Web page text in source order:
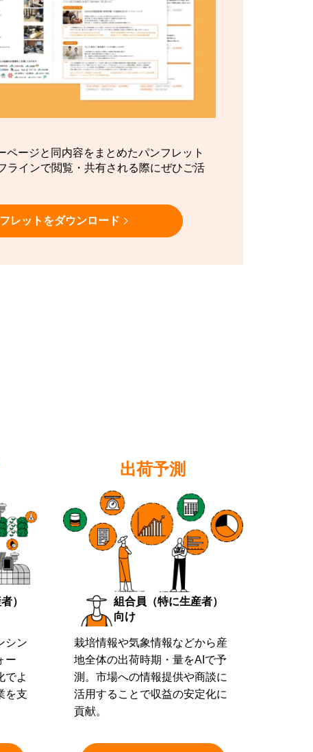
ページと同内容をまとめたパンフレット
ラインで閲覧・共有される際にぜひご活
レットをダウンロード
）
シン
ー
でよ
を支
出荷予測
組合員（特に生産者）
向け
栽培情報や気象情報などから産
地全体の出荷時期・量をAIで予
測。市場への情報提供や商談に
活用することで収益の安定化に
貢献。